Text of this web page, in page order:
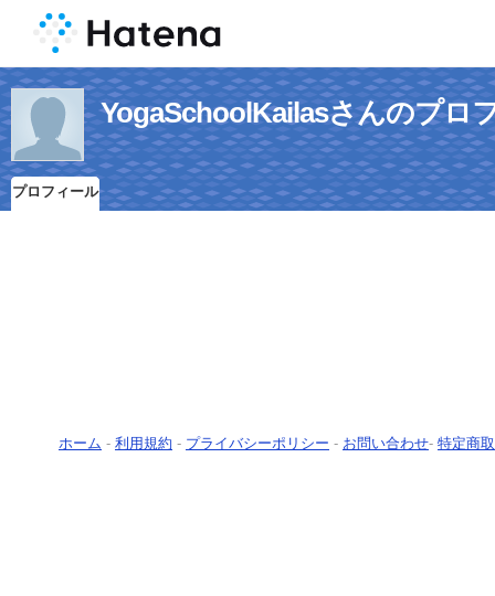
YogaSchoolKailasさんのプロ
プロフィール
ホーム - 利用規約 - プライバシーポリシー - お問い合わせ- 特定商